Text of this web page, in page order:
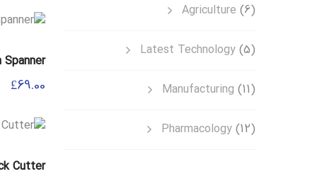
باشد.
ها
است
صفحه
انتخاب
Spanner
£69.00
Cutter
Agriculture (6)
Latest Technology (5)
Manufacturing (11)
Pharmacology (12)